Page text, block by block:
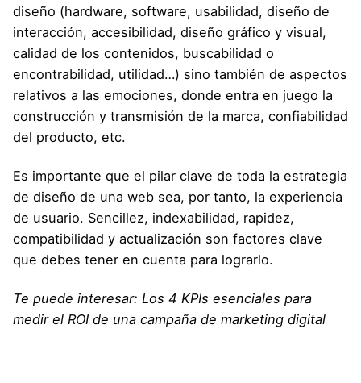
diseño (hardware, software, usabilidad, diseño de
interacción, accesibilidad, diseño gráfico y visual,
calidad de los contenidos, buscabilidad o
encontrabilidad, utilidad…) sino también de aspectos
relativos a las emociones, donde entra en juego la
construcción y transmisión de la marca, confiabilidad
del producto, etc.
Es importante que el pilar clave de toda la estrategia
de diseño de una web sea, por tanto, la experiencia
de usuario. Sencillez, indexabilidad, rapidez,
compatibilidad y actualización son factores clave
que debes tener en cuenta para lograrlo.
Te puede interesar: Los 4 KPIs esenciales para
medir el ROI de una campaña de marketing digital